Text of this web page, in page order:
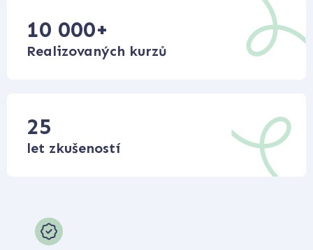
10 000+
Realizovaných kurzů
25
let zkušeností